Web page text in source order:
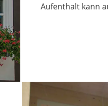
Aufenthalt kann